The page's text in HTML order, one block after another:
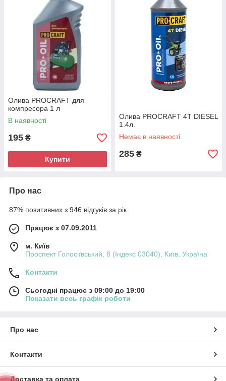
Олива PROCRAFT для
компресора 1 л
В наявності
195 ₴
Купити
Олива PROCRAFT 4Т DIESEL
1.4л.
Немає в наявності
285 ₴
Про нас
87% позитивних з 946 відгуків за рік
Працює з 07.09.2011
м. Київ
Проспект Голосіївський, 8 (Індекс 03040), Київ, Україна
Контакти
Сьогодні працює з 09:00 до 19:00
Показати весь графік роботи
Про нас
Контакти
Доставка та оплата